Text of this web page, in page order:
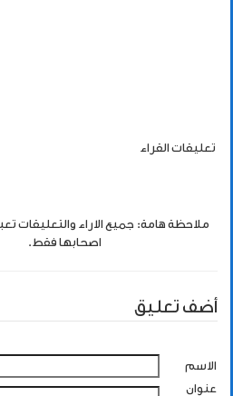
تعليقات القراء
ملاحظة هامة: جميع الاراء والتعليقات
اصحابها فقط.
أضف تعليق
الاسم
عنوان